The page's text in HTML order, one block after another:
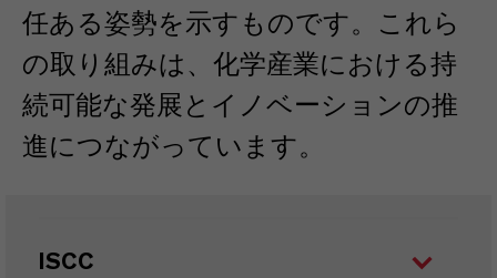
任ある姿勢を示すものです。これら
の取り組みは、化学産業における持
続可能な発展とイノベーションの推
進につながっています。
ISCC